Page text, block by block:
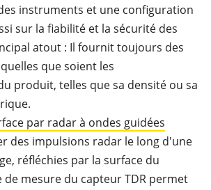
instruments et une configuration
sur la fiabilité et la sécurité des
atout : Il fournit toujours des
que soient les
produit, telles que sa densité ou sa
par radar à ondes guidées
des impulsions radar le long d'une
réfléchies par la surface du
de mesure du capteur TDR permet